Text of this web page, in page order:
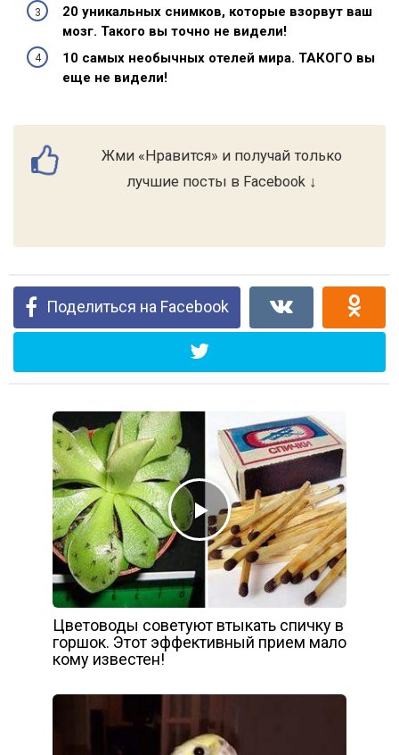
20 уникальных снимков, которые взорвут ваш
мозг. Такого вы точно не видели!
10 самых необычных отелей мира. ТАКОГО вы
еще не видели!
Жми «Нравится» и получай только
лучшие посты в Facebook ↓
Поделиться на Facebook
Цветоводы советуют втыкать спичку в
горшок. Этот эффективный прием мало
кому известен!